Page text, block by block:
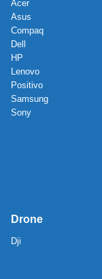
Acer
Asus
Compaq
Dell
HP
Lenovo
Positivo
Samsung
Sony
Drone
Dji